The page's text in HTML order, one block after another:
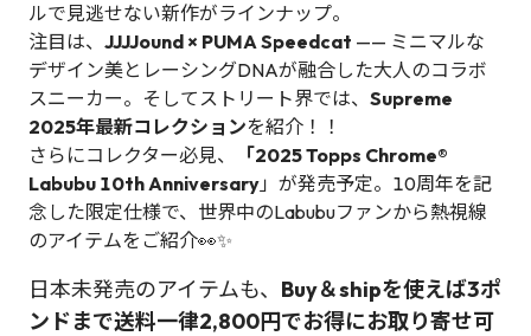
ルで見逃せない新作がラインナップ。
注目は、 JJJJound × PUMA Speedcat —— ミニマルな
デザイン美とレーシングDNAが融合した大人のコラボ
スニーカー。そしてストリート界では、 Supreme
2025年最新コレクションを紹介！！
さらにコレクター必見、
「2025 Topps Chrome®
Labubu 10th Anniversary」が発売予定。10周年を記
念した限定仕様で、世界中のLabubuファンから熱視線
のアイテムをご紹介👀✨
日本未発売のアイテムも、 Buy＆shipを使えば3ポ
ンドまで送料一律2,800円でお得にお取り寄せ可